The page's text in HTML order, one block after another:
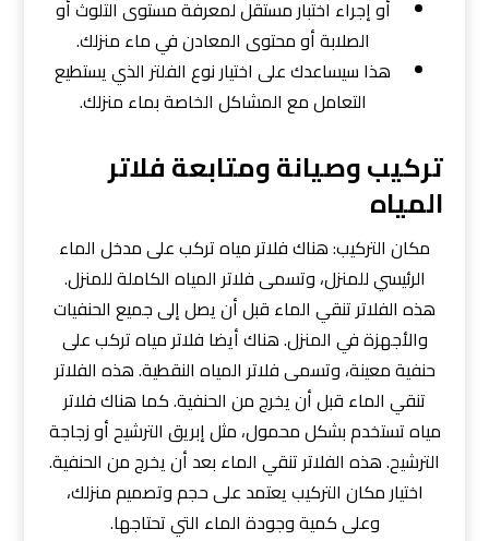
أو إجراء اختبار مستقل لمعرفة مستوى التلوث أو
الصلابة أو محتوى المعادن في ماء منزلك.
هذا سيساعدك على اختيار نوع الفلتر الذي يستطيع
التعامل مع المشاكل الخاصة بماء منزلك.
تركيب وصيانة ومتابعة فلاتر
المياه
مكان التركيب: هناك فلاتر مياه تركب على مدخل الماء
الرئيسي للمنزل، وتسمى فلاتر المياه الكاملة للمنزل.
هذه الفلاتر تنقي الماء قبل أن يصل إلى جميع الحنفيات
والأجهزة في المنزل. هناك أيضا فلاتر مياه تركب على
حنفية معينة، وتسمى فلاتر المياه النقطية. هذه الفلاتر
تنقي الماء قبل أن يخرج من الحنفية. كما هناك فلاتر
مياه تستخدم بشكل محمول، مثل إبريق الترشيح أو زجاجة
الترشيح. هذه الفلاتر تنقي الماء بعد أن يخرج من الحنفية.
اختيار مكان التركيب يعتمد على حجم وتصميم منزلك،
وعلى كمية وجودة الماء التي تحتاجها.